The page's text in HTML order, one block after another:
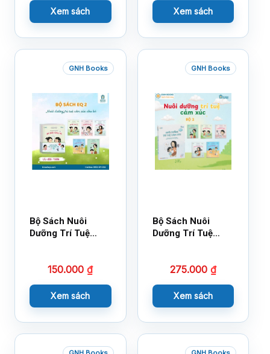
Xem sách Xem sách
GNH Books
Bộ Sách Nuôi
Dưỡng Trí Tuệ
150.000₫
Xem sách
GNH Books
Bộ Sách Nuôi
Dưỡng Trí Tuệ
275.000 ₫
Xem sách